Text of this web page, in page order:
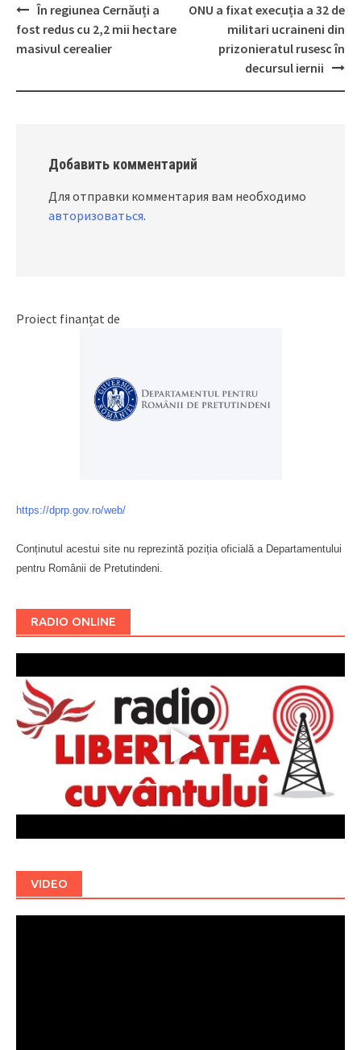
Post
navigation
În regiunea Cernăuți a
fost redus cu 2,2 mii hectare
masivul cerealier
ONU a fixat execuția a 32 de
militari ucraineni din
prizonieratul rusesc în
decursul iernii
Добавить комментарий
Для отправки комментария вам необходимо
авторизоваться.
Proiect finanțat de
https://dprp.gov.ro/web/
Conținutul acestui site nu reprezintă poziția oficială a Departamentului
pentru Românii de Pretutindeni.
RADIO ONLINE
VIDEO